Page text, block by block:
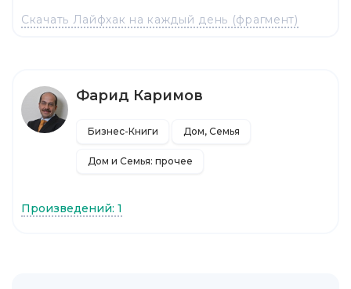
Скачать Лайфхак на каждый день (фрагмент)
Фарид Каримов
Бизнес-Книги Дом, Семья
Дом и Семья: прочее
Произведений: 1